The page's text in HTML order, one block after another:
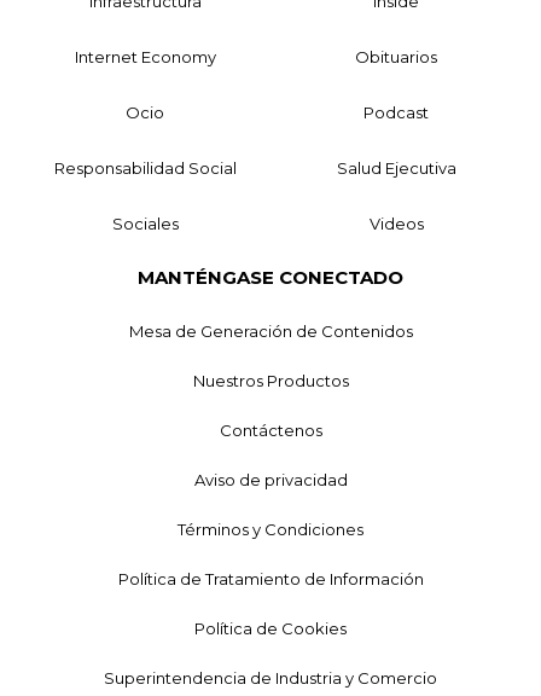
Internet Economy Obituarios
Ocio Podcast
Responsabilidad Social Salud Ejecutiva
Sociales Videos
MANTÉNGASE CONECTADO
Mesa de Generación de Contenidos
Nuestros Productos
Contáctenos
Aviso de privacidad
Términos y Condiciones
Política de Tratamiento de Información
Política de Cookies
Superintendencia de Industria y Comercio